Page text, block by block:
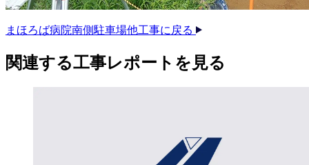
まほろば病院南側駐車場他工事に戻る
関連する​工事レポートを​見る​